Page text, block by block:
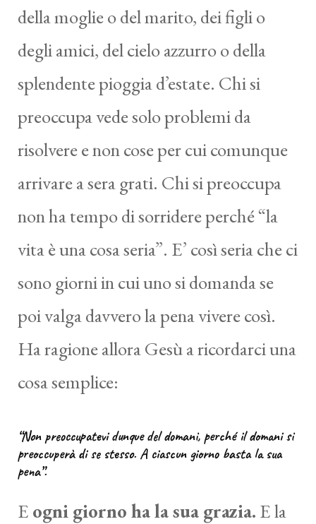
della moglie o del marito, dei figli o
degli amici, del cielo azzurro o della
splendente pioggia d’estate. Chi si
preoccupa vede solo problemi da
risolvere e non cose per cui comunque
arrivare a sera grati. Chi si preoccupa
non ha tempo di sorridere perché “la
vita è una cosa seria”. E’ così seria che ci
sono giorni in cui uno si domanda se
poi valga davvero la pena vivere così.
Ha ragione allora Gesù a ricordarci una
cosa semplice:
“Non preoccupatevi dunque del domani, perché il domani si
preoccuperà di se stesso. A ciascun giorno basta la sua
pena”.
E ogni giorno ha la sua grazia. E la